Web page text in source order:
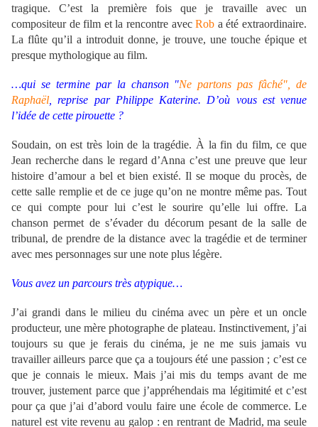
tragique. C’est la première fois que je travaille avec un
compositeur de film et la rencontre avecRob a été extraordinaire.
La flûte qu’il a introduit donne, je trouve, une touche épique et
presque mythologique au film.
…qui se termine par la chanson "Ne partons pas fâché", de
Raphaël , reprise par Philippe Katerine. D’où vous est venue
l’idée de cette pirouette ?
Soudain, on est très loin de la tragédie. À la fin du film, ce que
Jean recherche dans le regard d’Anna c’est une preuve que leur
histoire d’amour a bel et bien existé. Il se moque du procès, de
cette salle remplie et de ce juge qu’on ne montre même pas. Tout
ce qui compte pour lui c’est le sourire qu’elle lui offre. La
chanson permet de s’évader du décorum pesant de la salle de
tribunal, de prendre de la distance avec la tragédie et de terminer
avec mes personnages sur une note plus légère.
Vous avez un parcours très atypique…
J’ai grandi dans le milieu du cinéma avec un père et un oncle
producteur, une mère photographe de plateau. Instinctivement, j’ai
toujours su que je ferais du cinéma, je ne me suis jamais vu
travailler ailleurs parce que ça a toujours été une passion ; c’est ce
que je connais le mieux. Mais j’ai mis du temps avant de me
trouver, justement parce que j’appréhendais ma légitimité et c’est
pour ça que j’ai d’abord voulu faire une école de commerce. Le
naturel est vite revenu au galop : en rentrant de Madrid, ma seule